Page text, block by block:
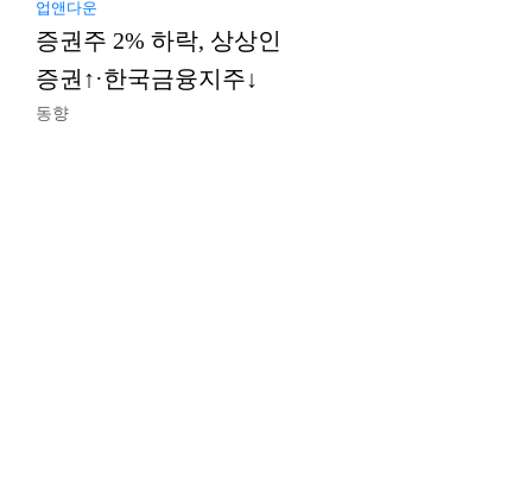
업앤다운
증권주 2% 하락, 상상인
증권↑·한국금융지주↓
동향